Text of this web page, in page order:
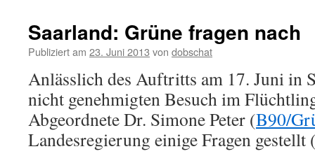
Saarland: Grüne fragen nach
Publiziert am 23. Juni 2013 von dobschat
Anlässlich des Auftritts am 17. Juni in
nicht genehmigten Besuch im
Abgeordnete Dr. Simone Peter (B90/
Landesregierung einige Fragen gestellt